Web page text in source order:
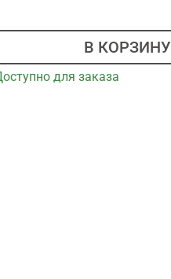
В КОРЗИНУ
для заказа